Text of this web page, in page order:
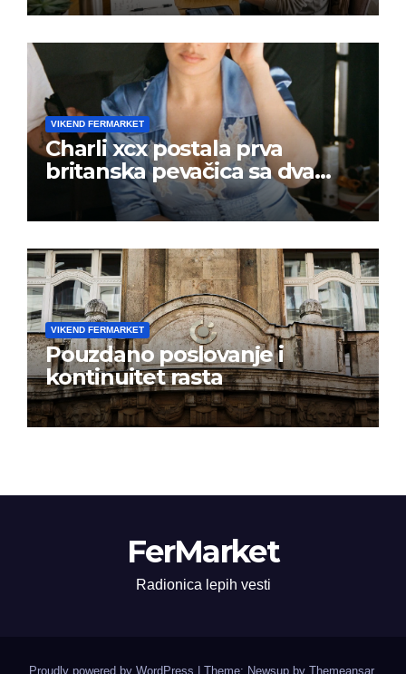
VIKEND FERMARKET
Charli xcx postala prva
britanska pevačica sa dva
albuma na prvom mestu u
istoj kalendarskoj godini
VIKEND FERMARKET
Pouzdano poslovanje i
kontinuitet rasta
FerMarket
Radionica lepih vesti
Proudly powered by WordPress Theme: Newsup by Themeansar.